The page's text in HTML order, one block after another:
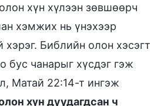
хүн хүлээн зөвшөөрч
хэмжих нь үнэхээр
хэрэг. Библийн олон хэсэгт
бус чанарыг хүсдэг гэж
Матай 22:14-т ингэж
хүн дуудагдсан ч